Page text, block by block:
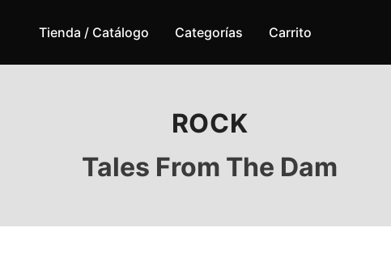
Tienda / Catálogo Categorías Carrito
ROCK
Tales From The Dam